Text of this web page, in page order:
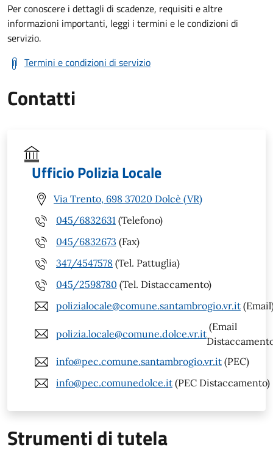
Per conoscere i dettagli di scadenze, requisiti e altre
informazioni importanti, leggi i termini e le condizioni di
servizio.
Termini e condizioni di servizio
Contatti
Ufficio Polizia Locale
Via Trento, 698 37020 Dolcè (VR)
045/6832631 (Telefono)
045/6832673 (Fax)
347/4547578 (Tel. Pattuglia)
045/2598780 (Tel. Distaccamento)
polizialocale@comune.santambrogio.vr.it
polizia.locale@comune.dolce.vr.it
(Email
info@pec.comune.santambrogio.vr.it (PEC)
info@pec.comunedolce.it (PEC Distaccamento)
Strumenti di tutela